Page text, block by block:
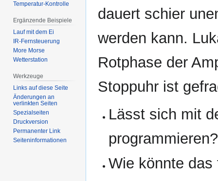
dauert schier
werden kann.
Rotphase der
Stoppuhr ist
Lässt sich mit
Wie könnte
Temperatur-Kontrolle
Ergänzende Beispiele
Lauf mit dem Ei
IR-Fernsteuerung
More Morse
Wetterstation
Werkzeuge
Links auf diese Seite
Änderungen an
verlinkten Seiten
Spezialseiten
Druckversion
Permanenter Link
Seiten­­informationen